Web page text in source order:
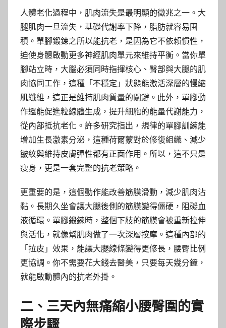
人體老化過程中，肌肉流失是最明顯的徵兆之一。大
腿肌肉一旦流失，基礎代謝率下降，脂肪就容易囤
積。單腳鍛鍊之所以能抗老，是因為它不依賴慣性，
迫使身體啟動更多神經肌肉單元來維持平衡。當你單
腳站立時，大腦必須同時指揮核心、臀部與大腿的肌
肉協同工作，這種「不穩定」狀態能激活深層的慢縮
肌纖維，這正是維持肌肉質量的關鍵。此外，單腳動
作還能促進粒線體生成，提升細胞的能量代謝能力，
從內部抵抗老化。許多研究指出，規律的單腳訓練能
增加生長激素分泌，這種荷爾蒙對於修復組織、減少
皺紋與維持皮膚彈性都有正面作用。所以，這不只是
瘦身，更是一套完整的抗老策略。
更重要的是，這個動作能改善筋膜滑動，減少肌肉沾
黏。長期久坐會讓大腿後側的筋膜變得僵硬，阻礙血
液循環。單腳鍛鍊時，整個下肢的筋膜會被重新拉伸
與活化，就像幫肌肉做了一次深層按摩。這種內部的
「拉皮」效果，能讓大腿線條變得更修長，腰臀比例
更協調。你不需要花大錢去醫美，只要每天幾分鐘，
就能啟動體內的抗老外掛。
二、三天內無痛縮小腰臀圍的實
際步驟